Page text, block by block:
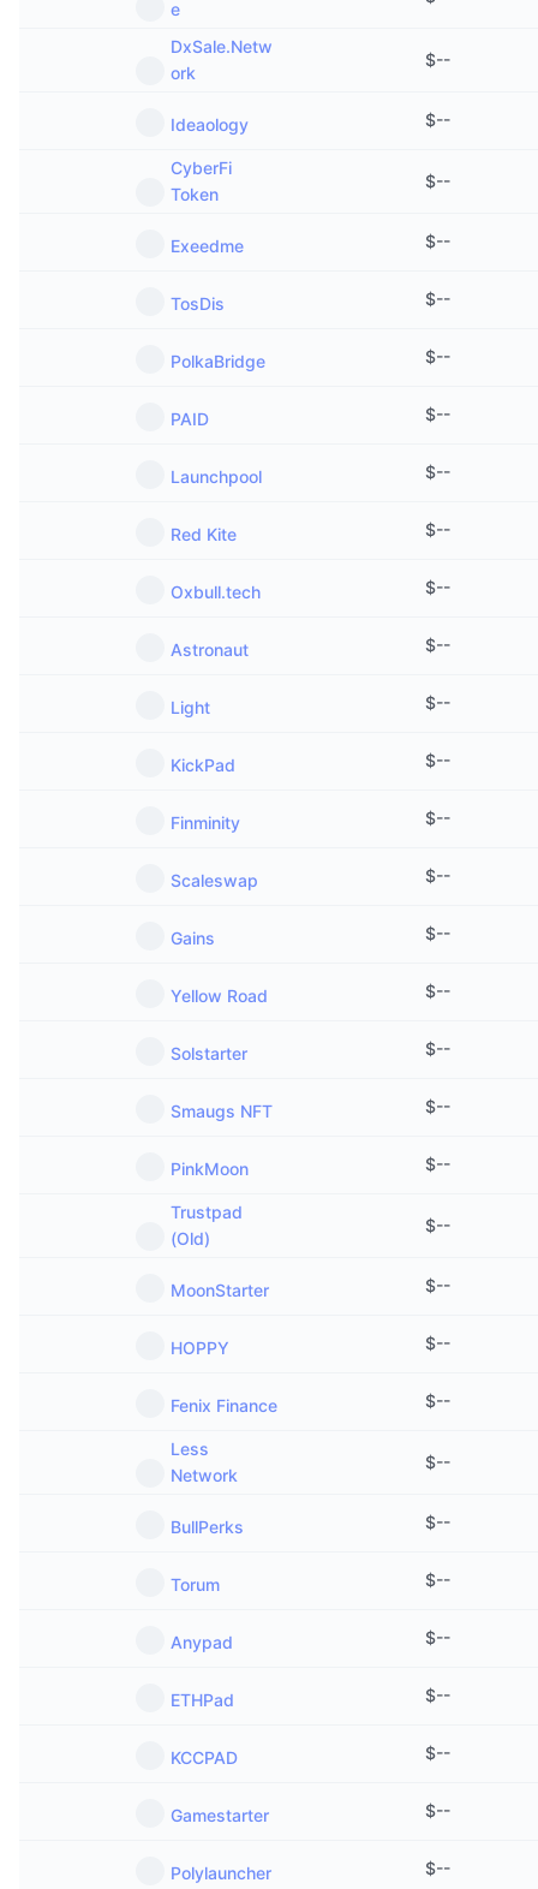
e
DxSale.Netw
ork
$--
Ideaology $--
CyberFi
Token
$--
Exeedme $--
TosDis $--
PolkaBridge $--
PAID $--
Launchpool $--
Red Kite $--
Oxbull.tech $--
Astronaut $--
Light $--
KickPad $--
Finminity $--
Scaleswap $--
Gains $--
Yellow Road $--
Solstarter $--
Smaugs NFT $--
PinkMoon $--
Trustpad
(Old)
$--
MoonStarter $--
HOPPY $--
Fenix Finance $--
Less
Network
$--
BullPerks $--
Torum $--
Anypad $--
ETHPad $--
KCCPAD $--
Gamestarter $--
Polylauncher $--